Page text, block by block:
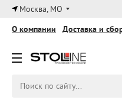
Москва, МО
О компании Доставка и